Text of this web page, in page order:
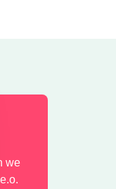
we